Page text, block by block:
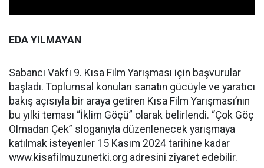
EDA YILMAYAN
Sabancı Vakfı 9. Kısa Film Yarışması için başvurular
başladı. Toplumsal konuları sanatın gücüyle ve yaratıcı
bakış açısıyla bir araya getiren Kısa Film Yarışması’nın
bu yılki teması “İklim Göçü” olarak belirlendi. “Çok Göç
Olmadan Çek” sloganıyla düzenlenecek yarışmaya
katılmak isteyenler 15 Kasım 2024 tarihine kadar
www.kisafilmuzunetki.org adresini ziyaret edebilir.